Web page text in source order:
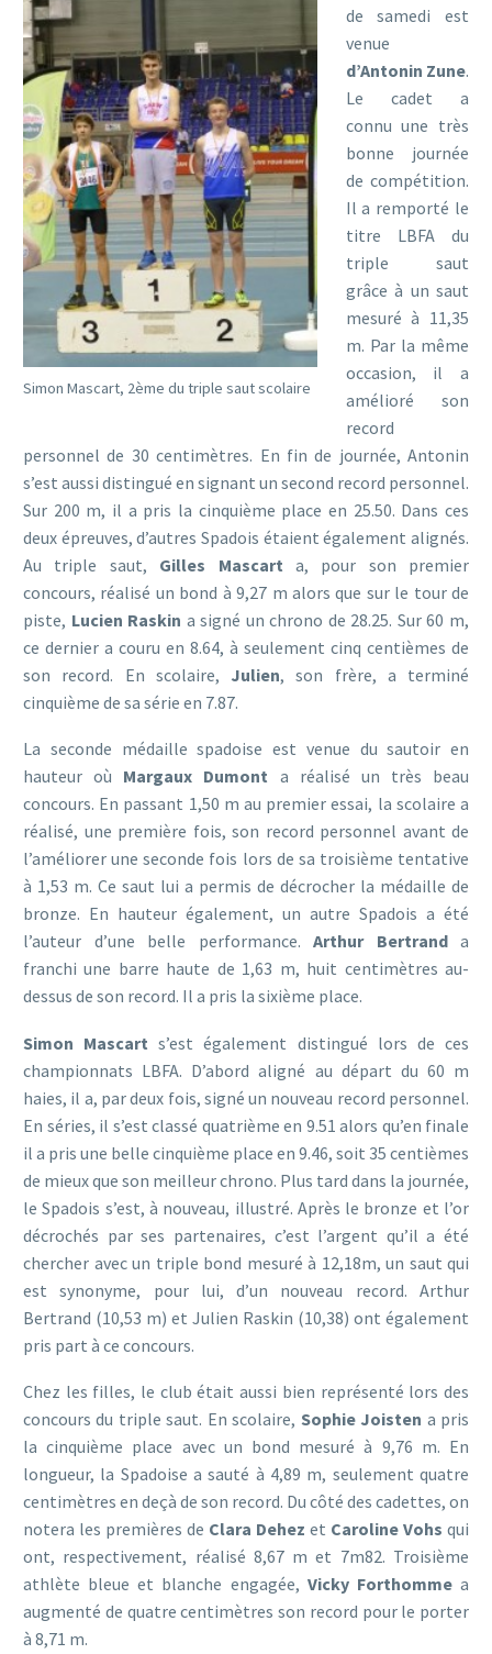
Simon Mascart, 2ème du triple saut scolaire
de samedi est
venue
d’Antonin Zune.
Le cadet a
connu une très
bonne journée
de compétition.
Il a remporté le
titre LBFA du
triple saut
grâce à un saut
mesuré à 11,35
m. Par la même
occasion, il a
amélioré son
record
personnel de 30 centimètres. En fin de journée, Antonin
s’est aussi distingué en signant un second record personnel.
Sur 200 m, il a pris la cinquième place en 25.50. Dans ces
deux épreuves, d’autres Spadois étaient également alignés.
Au triple saut, Gilles Mascart a, pour son premier
concours, réalisé un bond à 9,27 m alors que sur le tour de
piste, Lucien Raskin a signé un chrono de 28.25. Sur 60 m,
ce dernier a couru en 8.64, à seulement cinq centièmes de
son record. En scolaire, Julien, son frère, a terminé
cinquième de sa série en 7.87.
La seconde médaille spadoise est venue du sautoir en
hauteur où Margaux Dumont a réalisé un très beau
concours. En passant 1,50 m au premier essai, la scolaire a
réalisé, une première fois, son record personnel avant de
l’améliorer une seconde fois lors de sa troisième tentative
à 1,53 m. Ce saut lui a permis de décrocher la médaille de
bronze. En hauteur également, un autre Spadois a été
l’auteur d’une belle performance. Arthur Bertranda
franchi une barre haute de 1,63 m, huit centimètres au-
dessus de son record. Il a pris la sixième place.
Simon Mascarts’est également distingué lors de ces
championnats LBFA. D’abord aligné au départ du 60 m
haies, il a, par deux fois, signé un nouveau record personnel.
En séries, il s’est classé quatrième en 9.51 alors qu’en finale
il a pris une belle cinquième place en 9.46, soit 35 centièmes
de mieux que son meilleur chrono. Plus tard dans la journée,
le Spadois s’est, à nouveau, illustré. Après le bronze et l’or
décrochés par ses partenaires, c’est l’argent qu’il a été
chercher avec un triple bond mesuré à 12,18m, un saut qui
est synonyme, pour lui, d’un nouveau record. Arthur
Bertrand (10,53 m) et Julien Raskin (10,38) ont également
pris part à ce concours.
Chez les filles, le club était aussi bien représenté lors des
concours du triple saut. En scolaire, Sophie Joisten a pris
la cinquième place avec un bond mesuré à 9,76 m. En
longueur, la Spadoise a sauté à 4,89 m, seulement quatre
centimètres en deçà de son record. Du côté des cadettes, on
notera les premières de Clara Dehez et Caroline Vohs qui
ont, respectivement, réalisé 8,67 m et 7m82. Troisième
athlète bleue et blanche engagée, Vicky Forthommea
augmenté de quatre centimètres son record pour le porter
à 8,71 m.